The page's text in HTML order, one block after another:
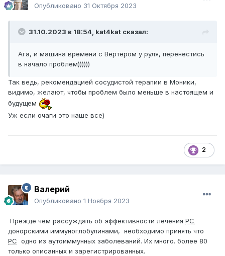
Опубликовано 31 Октября 2023
31.10.2023 в 18:54, kat4kat сказал:
Ага, и машина времени с Вертером у руля, перенестись
в начало проблем))))))
Так ведь, рекомендацией сосудистой терапии в Моники,
видимо, желают, чтобы проблем было меньше в настоящем и
будущем
Уж если очаги это наше все)
2
Валерий
Опубликовано 1 Ноября 2023
Прежде чем рассуждать об эффективности лечения РС
донорскими иммуноглобулинами, необходимо принять что
РС одно из аутоиммунных заболеваний. Их много. более 80
только описанных и зарегистрированных.